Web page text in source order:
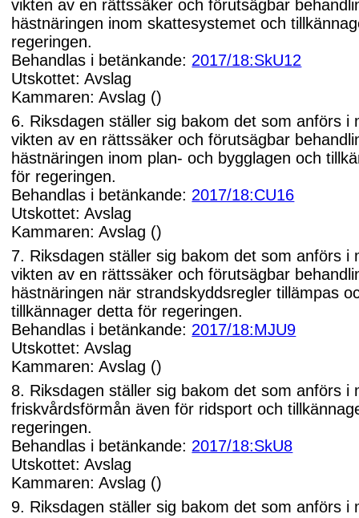
vikten av en rättssäker och förutsägbar
hästnäringen inom skattesystemet och
regeringen.
Behandlas i betänkande: 2017/18:SkU12
Utskottet: Avslag
Kammaren: Avslag ()
6. Riksdagen ställer sig bakom det som anförs i
vikten av en rättssäker och förutsägbar
hästnäringen inom plan- och bygglagen och
för regeringen.
Behandlas i betänkande: 2017/18:CU16
Utskottet: Avslag
Kammaren: Avslag ()
7. Riksdagen ställer sig bakom det som anförs i
vikten av en rättssäker och förutsägbar
hästnäringen när strandskyddsregler tillämpas
tillkännager detta för regeringen.
Behandlas i betänkande: 2017/18:MJU9
Utskottet: Avslag
Kammaren: Avslag ()
8. Riksdagen ställer sig bakom det som anförs i
friskvårdsförmån även för ridsport och
regeringen.
Behandlas i betänkande: 2017/18:SkU8
Utskottet: Avslag
Kammaren: Avslag ()
9. Riksdagen ställer sig bakom det som anförs i